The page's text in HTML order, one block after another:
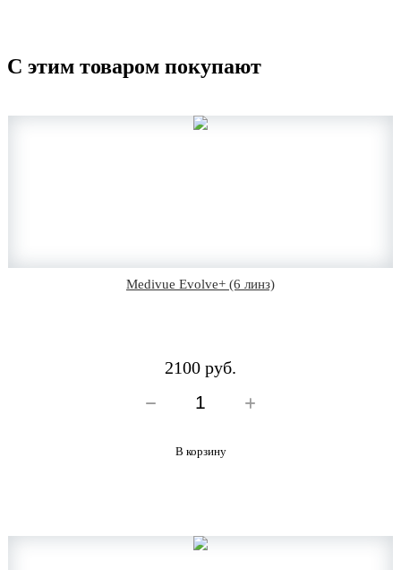
С этим товаром покупают
Medivue Evolve+ (6 линз)
2100 руб.
В корзину